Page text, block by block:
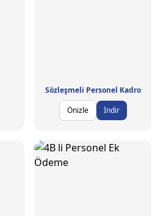
Sözleşmeli Personel Kadro
Önizle
İndir